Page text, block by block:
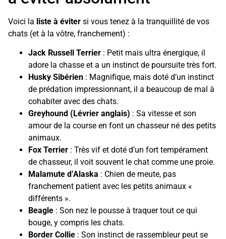
Voici la liste à éviter si vous tenez à la tranquillité de vos
chats (et à la vôtre, franchement) :
Jack Russell Terrier : Petit mais ultra énergique, il
adore la chasse et a un instinct de poursuite très fort.
Husky Sibérien : Magnifique, mais doté d’un instinct
de prédation impressionnant, il a beaucoup de mal à
cohabiter avec des chats.
Greyhound (Lévrier anglais) : Sa vitesse et son
amour de la course en font un chasseur né des petits
animaux.
Fox Terrier : Très vif et doté d’un fort tempérament
de chasseur, il voit souvent le chat comme une proie.
Malamute d’Alaska : Chien de meute, pas
franchement patient avec les petits animaux «
différents ».
Beagle : Son nez le pousse à traquer tout ce qui
bouge, y compris les chats.
Border Collie : Son instinct de rassembleur peut se